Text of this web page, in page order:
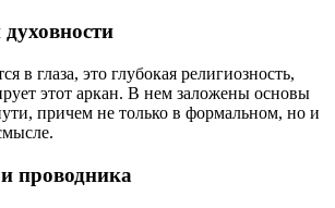
в глаза, это глубокая религиозность,
этот аркан. В нем заложены основы
причем не только в формальном, но и
проводника